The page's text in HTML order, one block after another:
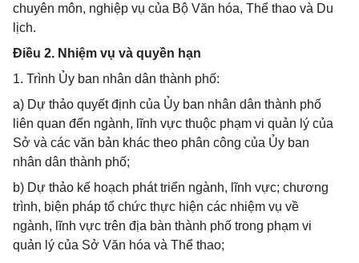
chuyên môn, nghiệp vụ của Bộ Văn hóa, Thể thao và Du
lịch.
Điều 2. Nhiệm vụ và quyền hạn
1. Trình Ủy ban nhân dân thành phố:
a) Dự thảo quyết định của Ủy ban nhân dân thành phố
liên quan đến ngành, lĩnh vực thuộc phạm vi quản lý của
Sở và các văn bản khác theo phân công của Ủy ban
nhân dân thành phố;
b) Dự thảo kế hoạch phát triển ngành, lĩnh vực; chương
trình, biện pháp tổ chức thực hiện các nhiệm vụ về
ngành, lĩnh vực trên địa bàn thành phố trong phạm vi
quản lý của Sở Văn hóa và Thể thao;